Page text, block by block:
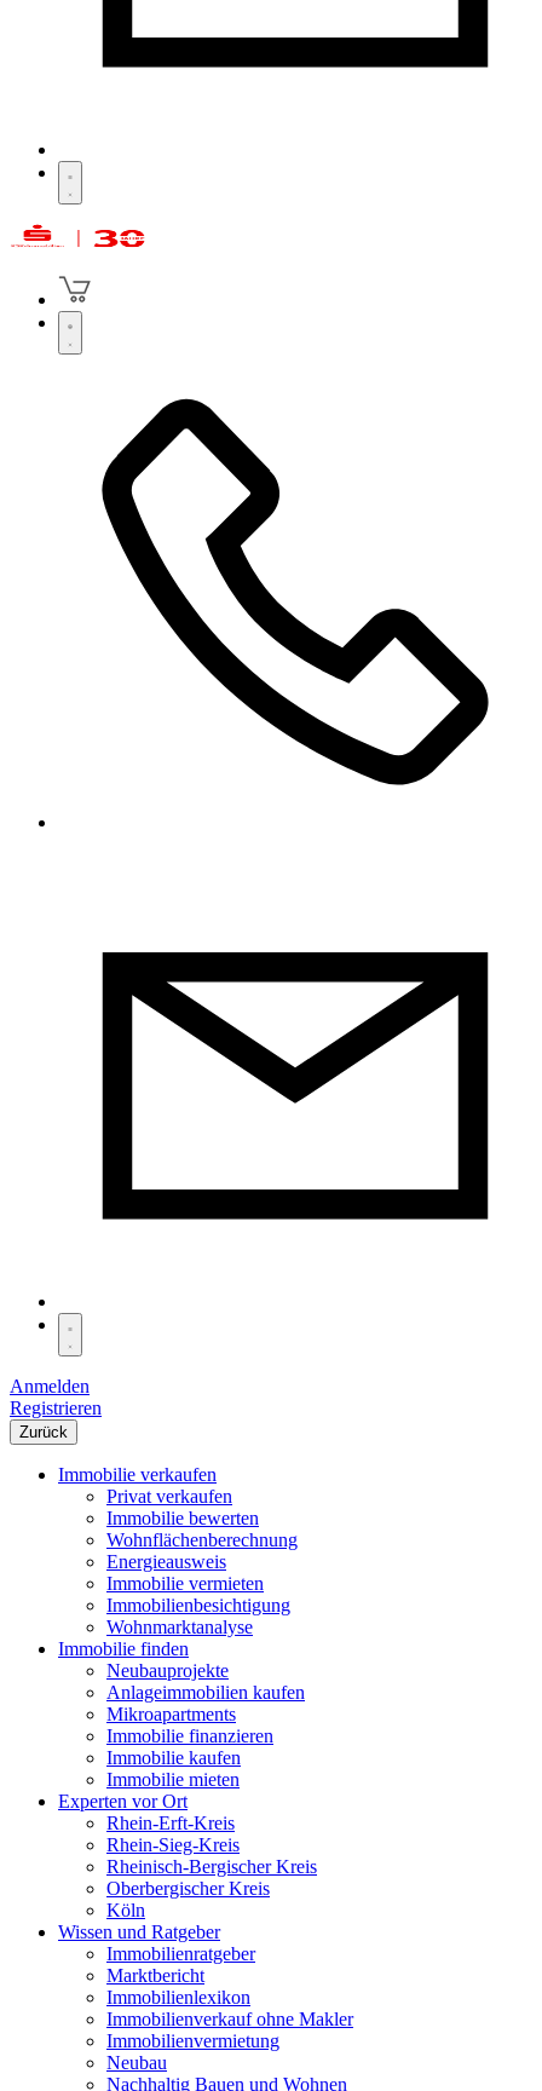
Anmelden
Registrieren
Zurück
Immobilie verkaufen
Privat verkaufen
Immobilie bewerten
Wohnflächenberechnung
Energieausweis
Immobilie vermieten
Immobilienbesichtigung
Wohnmarktanalyse
Immobilie finden
Neubauprojekte
Anlageimmobilien kaufen
Mikroapartments
Immobilie finanzieren
Immobilie kaufen
Immobilie mieten
Experten vor Ort
Rhein-Erft-Kreis
Rhein-Sieg-Kreis
Rheinisch-Bergischer Kreis
Oberbergischer Kreis
Köln
Wissen und Ratgeber
Immobilienratgeber
Marktbericht
Immobilienlexikon
Immobilienverkauf ohne Makler
Immobilienvermietung
Neubau
Nachhaltig Bauen und Wohnen